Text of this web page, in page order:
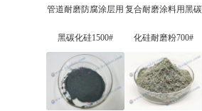
管道耐磨防腐涂层用
黑碳化硅1500#
复合耐磨涂料用黑碳
化硅耐磨粉700#